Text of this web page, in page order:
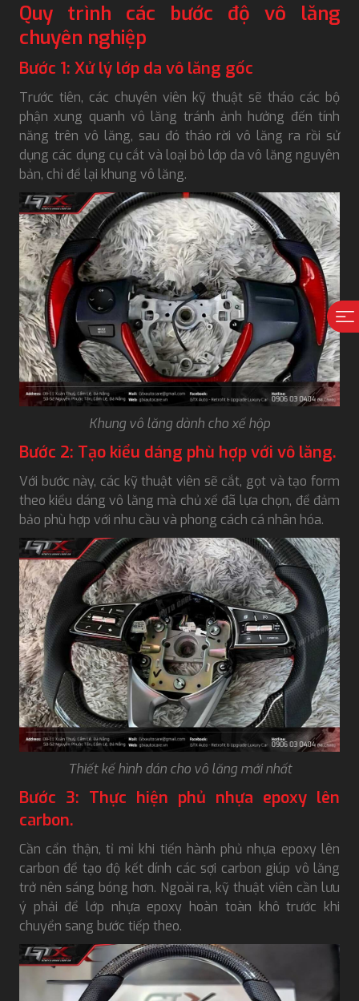
Quy trình các bước độ vô lăng
chuyên nghiệp
Bước 1: Xử lý lớp da vô lăng gốc
Trước tiên, các chuyên viên kỹ thuật sẽ tháo các bộ
phận xung quanh vô lăng tránh ảnh hưởng đến tính
năng trên vô lăng, sau đó tháo rời vô lăng ra rồi sử
dụng các dụng cụ cắt và loại bỏ lớp da vô lăng nguyên
bản, chỉ để lại khung vô lăng.
Khung vô lăng dành cho xế hộp
Bước 2: Tạo kiểu dáng phù hợp với vô lăng.
Với bước này, các kỹ thuật viên sẽ cắt, gọt và tạo form
theo kiểu dáng vô lăng mà chủ xế đã lựa chọn, để đảm
bảo phù hợp với nhu cầu và phong cách cá nhân hóa.
Thiết kế hình dán cho vô lăng mới nhất
Bước 3: Thực hiện phủ nhựa epoxy lên
carbon.
Cần cẩn thận, tỉ mỉ khi tiến hành phủ nhựa epoxy lên
carbon để tạo độ kết dính các sợi carbon giúp vô lăng
trở nên sáng bóng hơn. Ngoài ra, kỹ thuật viên cần lưu
ý phải để lớp nhựa epoxy hoàn toàn khô trước khi
chuyển sang bước tiếp theo.